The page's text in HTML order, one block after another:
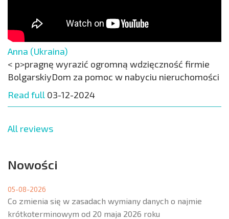
Anna (Ukraina)
< p>pragnę wyrazić ogromną wdzięczność firmie
BolgarskiyDom za pomoc w nabyciu nieruchomości
Read full 03-12-2024
All reviews
Nowości
05-08-2026
Co zmienia się w zasadach wymiany danych o najmie
krótkoterminowym od 20 maja 2026 roku